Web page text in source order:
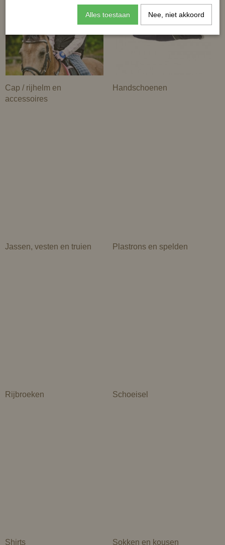
Cap / rijhelm en
accessoires
Handschoenen
Jassen, vesten en truien Plastrons en spelden
Rijbroeken Schoeisel
Shirts Sokken en kousen
Alles toestaan Nee, niet akkoord